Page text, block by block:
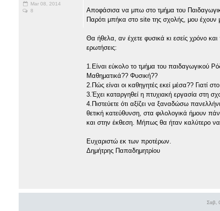
Mar 08, 2014
8
Αποφάσισα να μπω στο τμήμα του
Παρότι μπήκα στο site της σχολής, μου έχουν
Θα ήθελα, αν έχετε φυσικά κι εσείς χρόνο
ερωτήσεις:
1.Είναι εύκολο το τμήμα του παιδαγωγικού
Μαθηματικά?? Φυσική??
2.Πώς είναι οι καθηγητές εκεί μέσα?? Γιατί
3.Έχει καταργηθεί η πτυχιακή εργασία στη
4.Πιστεύετε ότι αξίζει να ξαναδώσω
θετική κατεύθυνση, στα φιλολογικά ήμουν
και στην έκθεση. Μήπως θα ήταν καλύτερο
Ευχαριστώ εκ των προτέρων.
Δημήτρης Παπαδημητρίου
Σαβ,